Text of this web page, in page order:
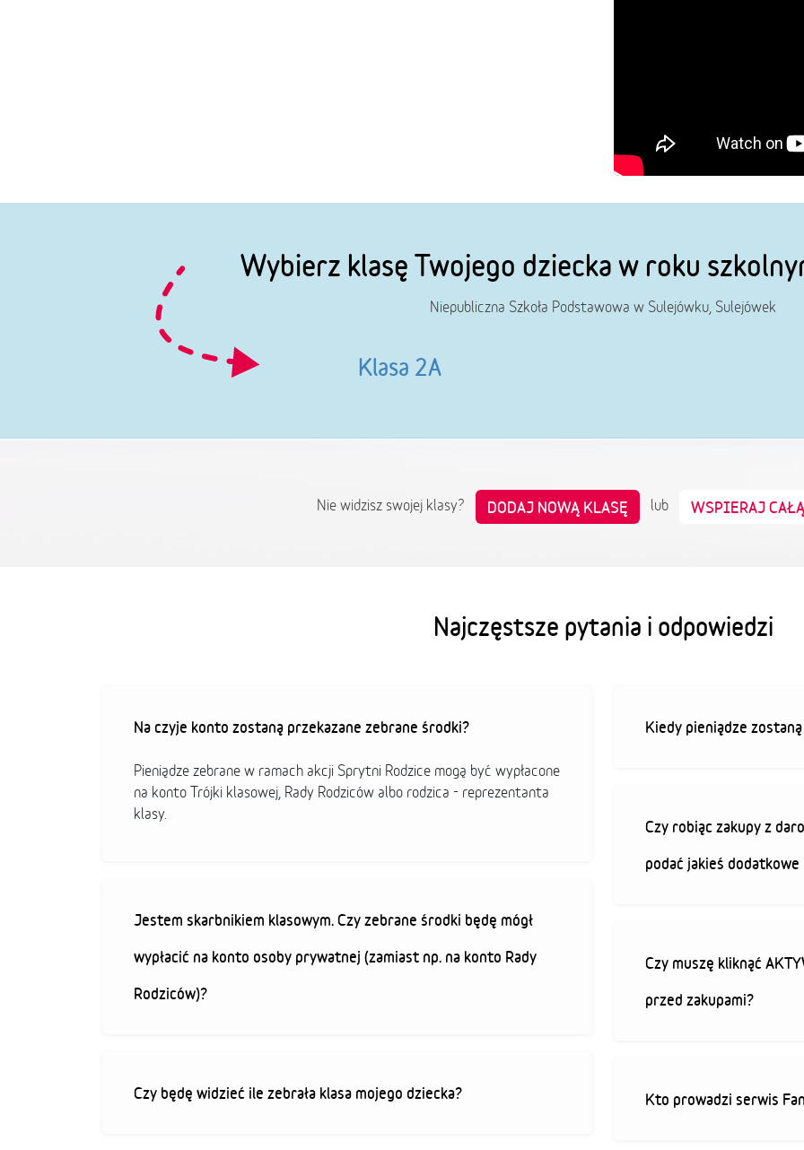
Wybierz klasę Twojego dziecka w roku
Niepubliczna Szkoła Podstawowa w Sulejówku, Sulejówek
Klasa 2A
Nie widzisz swojej klasy? DODAJ NOWĄ KLASĘ lub WSPIERAJ
Najczęstsze pytania i odpowiedzi
Na czyje konto zostaną przekazane zebrane środki?
Pieniądze zebrane w ramach akcji Sprytni Rodzice mogą być wypłacone
na konto Trójki klasowej, Rady Rodziców albo rodzica - reprezentanta
klasy.
Jestem skarbnikiem klasowym. Czy zebrane środki będę mógł
wypłacić na konto osoby prywatnej (zamiast np. na konto Rady
Rodziców)?
Czy będę widzieć ile zebrała klasa mojego dziecka?
Kiedy pieniądze zostaną
Czy robiąc zakupy z
podać jakieś
Czy muszę kliknąć
przed zakupami?
Kto prowadzi serwis